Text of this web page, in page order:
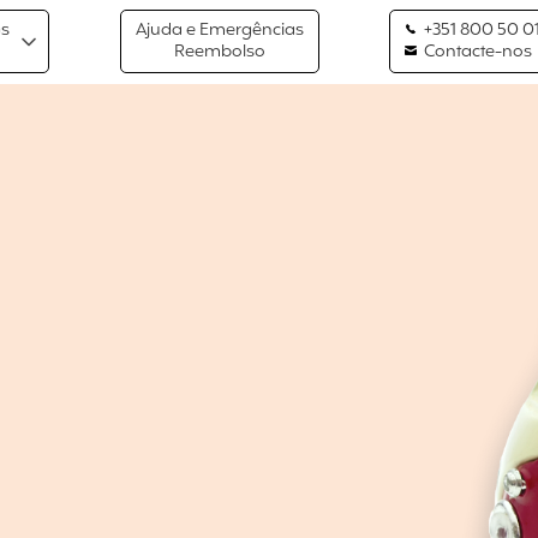
Ajuda e Emergências
Reembolso
+351 800 50
Contacte-nos